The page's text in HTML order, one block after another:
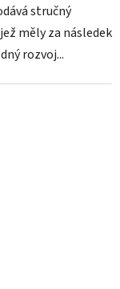
stručný
měly za následek
rozvoj...